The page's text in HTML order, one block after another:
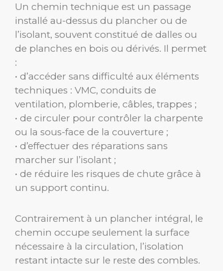
Un chemin technique est un passage
installé au-dessus du plancher ou de
l’isolant, souvent constitué de dalles ou
de planches en bois ou dérivés. Il permet
:
• d’accéder sans difficulté aux éléments
techniques : VMC, conduits de
ventilation, plomberie, câbles, trappes ;
• de circuler pour contrôler la charpente
ou la sous-face de la couverture ;
• d’effectuer des réparations sans
marcher sur l’isolant ;
• de réduire les risques de chute grâce à
un support continu.
Contrairement à un plancher intégral, le
chemin occupe seulement la surface
nécessaire à la circulation, l’isolation
restant intacte sur le reste des combles.